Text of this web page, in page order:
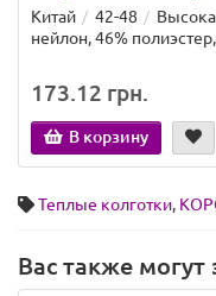
Китай 42-48
нейлон, 46%
173.12 грн.
В корзину
Теплые колготки,
Вас также могут